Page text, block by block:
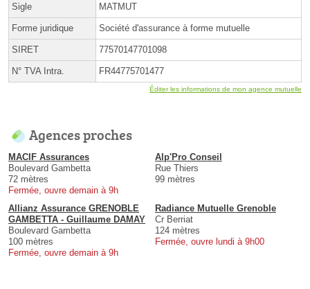
Sigle MATMUT
Forme juridique Société d'assurance à forme mutuelle
SIRET 77570147701098
N° TVA Intra. FR44775701477
Éditer les informations de mon agence mutuelle
Agences proches
MACIF Assurances
Boulevard Gambetta
72 mètres
Fermée, ouvre demain à 9h
Alp'Pro Conseil
Rue Thiers
99 mètres
Allianz Assurance GRENOBLE
GAMBETTA - Guillaume DAMAY
Boulevard Gambetta
100 mètres
Fermée, ouvre demain à 9h
Radiance Mutuelle Grenoble
Cr Berriat
124 mètres
Fermée, ouvre lundi à 9h00